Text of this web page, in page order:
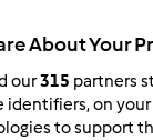
About Your
our315 partners
identifiers, on
to support